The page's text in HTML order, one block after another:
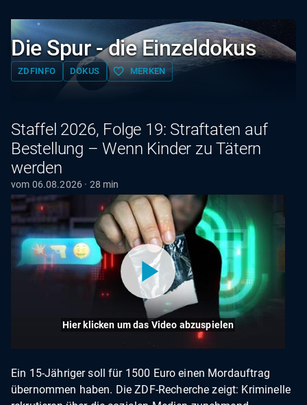
Die Spur - die Einzeldokus
ZDFINFO DOKUS favorite_border MERKEN
Staffel 2026, Folge 19: Straftaten auf
Bestellung – Wenn Kinder zu Tätern
werden
vom 06.08.2026 · 28 min
Hier klicken um das Video abzuspielen
Ein 15-Jähriger soll für 1500 Euro einen Mordauftrag
übernommen haben. Die ZDF-Recherche zeigt: Kriminelle